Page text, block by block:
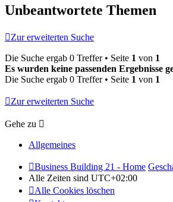
Unbeantwortete Themen
Zur erweiterten Suche
Die Suche ergab 0 Treffer • Seite 1 von 1
Es wurden keine passenden Ergebnisse
Die Suche ergab 0 Treffer • Seite 1 von 1
Zur erweiterten Suche
Gehe zu
Allgemeines
Business Building 21 - Home
Alle Zeiten sind UTC+02:00
Alle Cookies löschen